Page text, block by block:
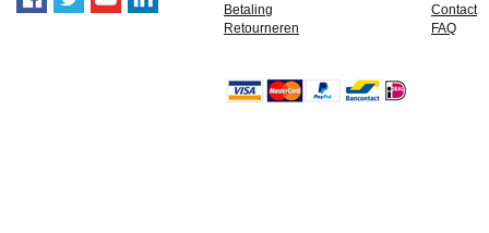
Betaling
Retourneren
Contact
FAQ